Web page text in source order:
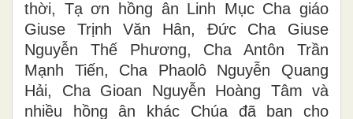
thời, Tạ ơn hồng ân Linh Mục Cha giáo
Giuse Trịnh Văn Hân, Đức Cha Giuse
Nguyễn Thế Phương, Cha Antôn Trần
Mạnh Tiến, Cha Phaolô Nguyễn Quang
Hải, Cha Gioan Nguyễn Hoàng Tâm và
nhiều hồng ân khác Chúa đã ban cho